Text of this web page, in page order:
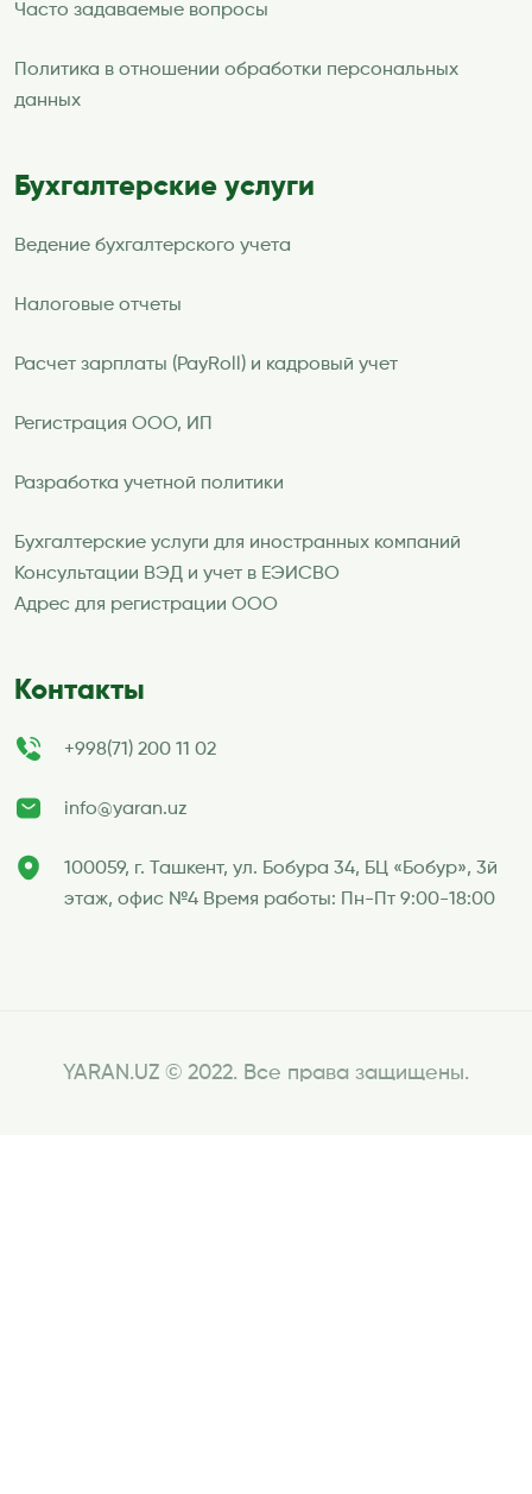
Часто задаваемые вопросы
Политика в отношении обработки персональных
данных
Бухгалтерские услуги
Ведение бухгалтерского учета
Налоговые отчеты
Расчет зарплаты (PayRoll) и кадровый учет
Регистрация ООО, ИП
Разработка учетной политики
Бухгалтерские услуги для иностранных компаний
Консультации ВЭД и учет в ЕЭИСВО
Адрес для регистрации ООО
Контакты
+998(71) 200 11 02
info@yaran.uz
100059, г. Ташкент, ул. Бобура 34, БЦ «Бобур», 3й
этаж, офис №4 Время работы: Пн-Пт 9:00-18:00
YARAN.UZ © 2022. Все права защищены.